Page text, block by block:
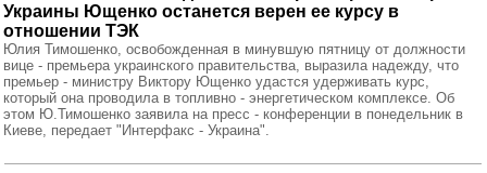
Украины Ющенко останется верен ее курсу в
отношении ТЭК
Юлия Тимошенко, освобожденная в минувшую пятницу от должности
вице - премьера украинского правительства, выразила надежду, что
премьер - министру Виктору Ющенко удастся удерживать курс,
который она проводила в топливно - энергетическом комплексе. Об
этом Ю.Тимошенко заявила на пресс - конференции в понедельник в
Киеве, передает "Интерфакс - Украина".